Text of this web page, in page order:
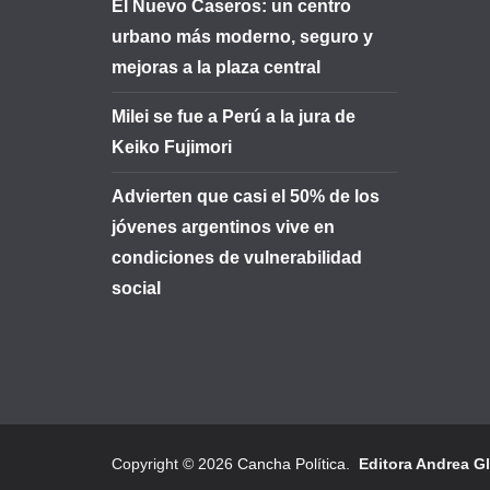
El Nuevo Caseros: un centro
urbano más moderno, seguro y
mejoras a la plaza central
Milei se fue a Perú a la jura de
Keiko Fujimori
Advierten que casi el 50% de los
jóvenes argentinos vive en
condiciones de vulnerabilidad
social
Copyright © 2026 Cancha Política Editora Andrea